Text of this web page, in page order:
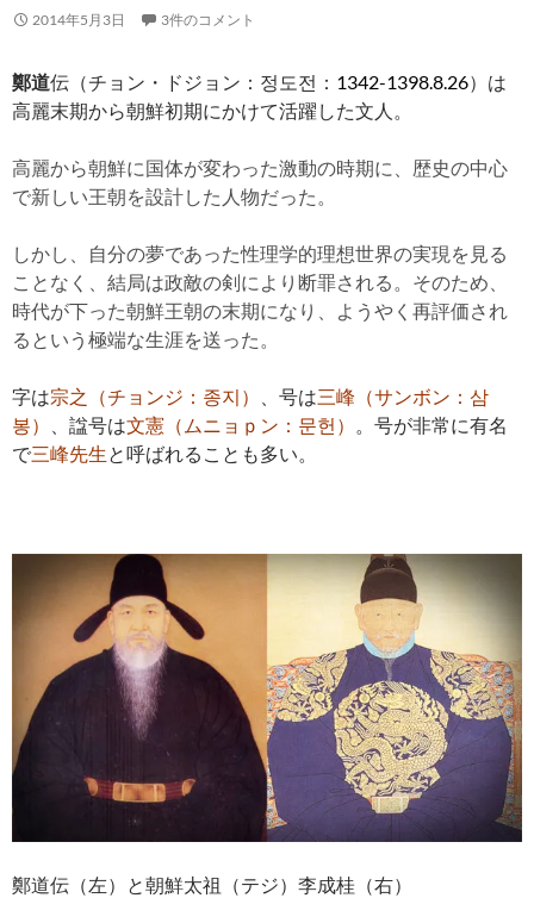
2014年5月3日 3件のコメント
鄭道伝（チョン・ドジョン：정도전： 1342-1398.8.26）は
高麗末期から朝鮮初期にかけて活躍した文人。
高麗から朝鮮に国体が変わった激動の時期に、歴史の中心
で新しい王朝を設計した人物だった。
しかし、自分の夢であった性理学的理想世界の実現を見る
ことなく、結局は政敵の剣により断罪される。そのため、
時代が下った朝鮮王朝の末期になり、ようやく再評価され
るという極端な生涯を送った。
字は宗之（チョンジ：종지） 、号は三峰（サンボン：삼
봉）
、諡号は文憲（ムニョｐン：문헌）
。号が非常に有名
で三峰先生と呼ばれることも多い。
鄭道伝（左）と朝鮮太祖（テジ）李成桂（右）